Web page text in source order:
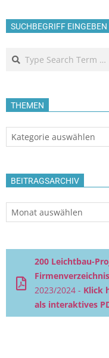
SUCHBEGRIFF EINGEBEN
Search
THEMEN
Themen
BEITRAGSARCHIV
Beitragsarchiv
200 Leichtbau-
Firmenverzeichnis
2023/2024 - Klick
als interaktives